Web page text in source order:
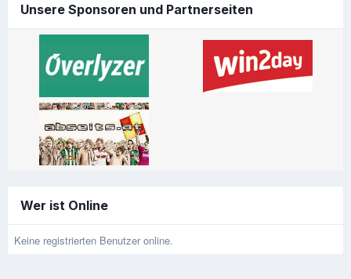
Unsere Sponsoren und Partnerseiten
Wer ist Online
Keine registrierten Benutzer online.